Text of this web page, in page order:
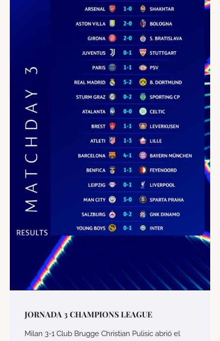
JORNADA 3 CHAMPIONS LEAGUE
Milan 3-1 Club Brugge Christian Pulisic abrió el